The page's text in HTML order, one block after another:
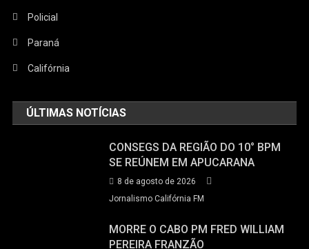
Policial
Paraná
Califórnia
ÚLTIMAS NOTÍCIAS
CONSEGS DA REGIÃO DO 10° BPM
SE REÚNEM EM APUCARANA
8 de agosto de 2026
Jornalismo Califórnia FM
MORRE O CABO PM FRED WILLIAM
PEREIRA FRANZÃO